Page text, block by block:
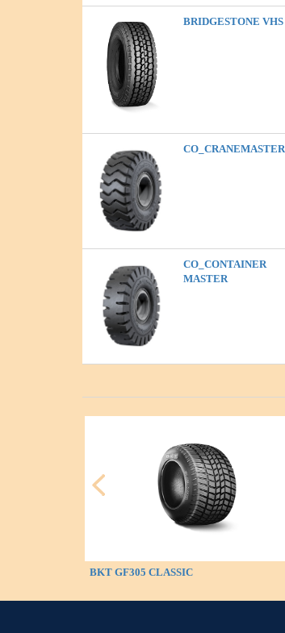
BRIDGESTONE VHS
CO_CRANEMASTER
CO_CONTAINER
MASTER
BKT GF305 CLASSIC